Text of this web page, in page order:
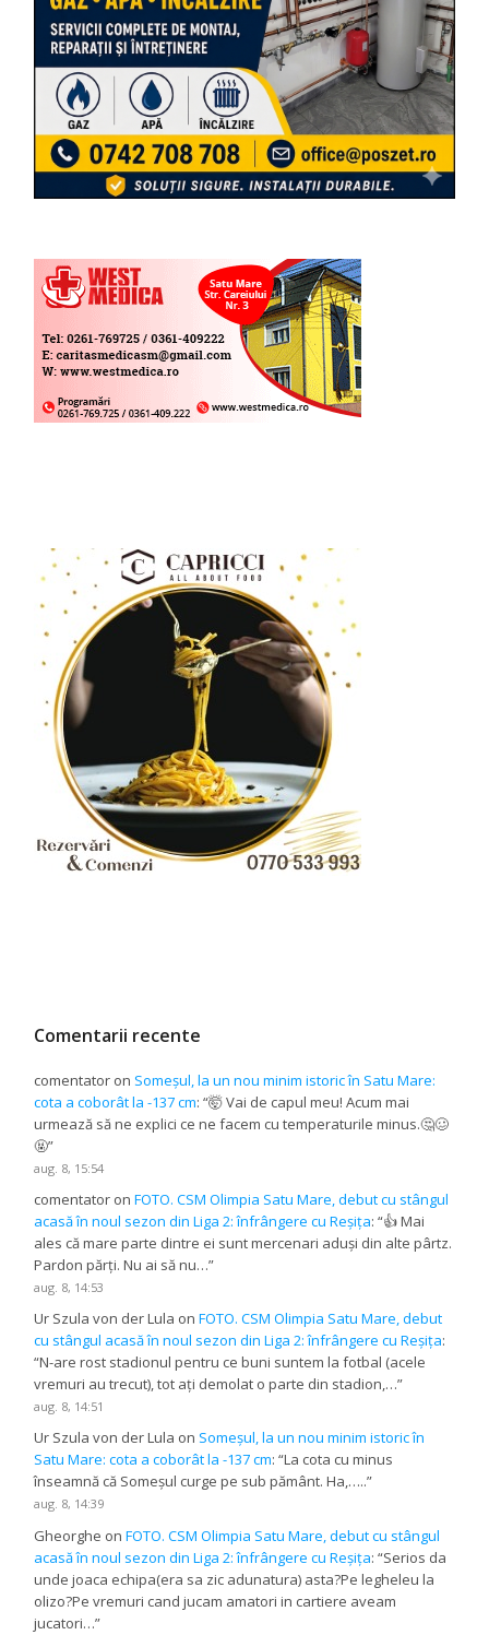
Comentarii recente
comentator on Someșul, la un nou minim istoric în Satu Mare:
cota a coborât la -137 cm: “🤯 Vai de capul meu! Acum mai
urmează să ne explici ce ne facem cu temperaturile minus.🤔🥴
🤬”
aug. 8, 15:54
comentator onFOTO. CSM Olimpia Satu Mare, debut cu stângul
acasă în noul sezon din Liga 2: înfrângere cu Reșița: “👍 Mai
ales că mare parte dintre ei sunt mercenari aduși din alte pârtz.
Pardon părți. Nu ai să nu…”
aug. 8, 14:53
Ur Szula von der Lula onFOTO. CSM Olimpia Satu Mare, debut
cu stângul acasă în noul sezon din Liga 2: înfrângere cu Reșița:
“N-are rost stadionul pentru ce buni suntem la fotbal (acele
vremuri au trecut), tot ați demolat o parte din stadion,…”
aug. 8, 14:51
Ur Szula von der Lula on Someșul, la un nou minim istoric în
Satu Mare: cota a coborât la -137 cm: “La cota cu minus
înseamnă că Someșul curge pe sub pământ. Ha,…..”
aug. 8, 14:39
Gheorghe onFOTO. CSM Olimpia Satu Mare, debut cu stângul
acasă în noul sezon din Liga 2: înfrângere cu Reșița: “Serios da
unde joaca echipa(era sa zic adunatura) asta?Pe legheleu la
olizo?Pe vremuri cand jucam amatori in cartiere aveam
jucatori…”